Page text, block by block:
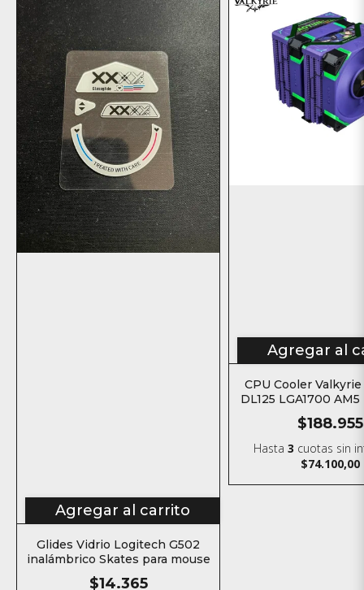
Agregar al carrito
Glides Vidrio Logitech G502
inalámbrico Skates para mouse
$14.365
Agregar al
CPU Cooler
DL125 LGA1700
$188.955
Hasta3 cuotas sin
$74.100,00